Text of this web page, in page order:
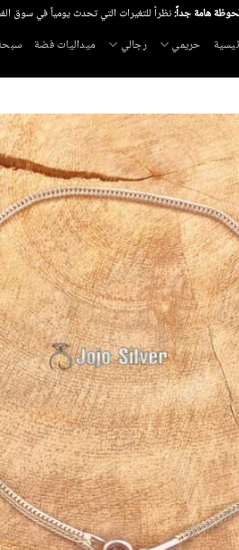
هامة جداً:نظراً للتغيرات التي تحدث يومياً في سوق
حريمي رجالي ميداليات فضة